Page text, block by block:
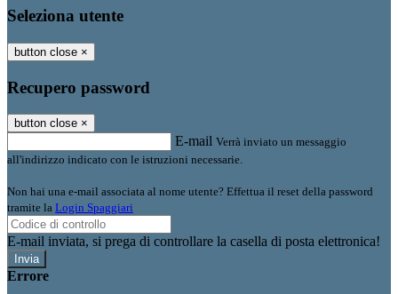
Seleziona utente
button close ×
Recupero password
button close ×
E-mail Verrà inviato un messaggio
all'indirizzo indicato con le istruzioni necessarie.
Non hai una e-mail associata al nome utente? Effettua il reset della password
tramite la Login Spaggiari
E-mail inviata, si prega di controllare la casella di posta elettronica!
Errore